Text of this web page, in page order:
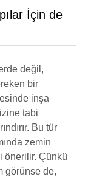
İçin de
değil,
bir
inşa
tabi
Bu tür
zemin
önerilir. Çünkü
görünse de,